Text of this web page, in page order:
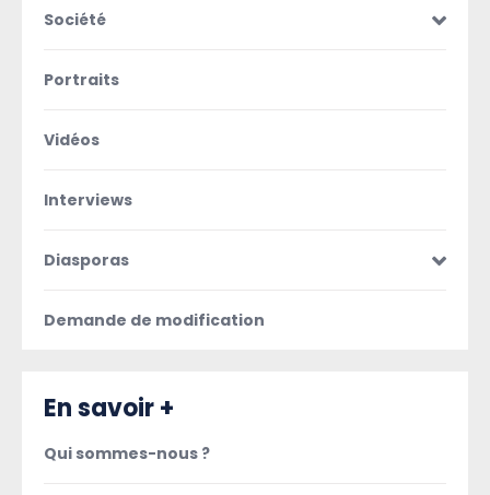
Société
Portraits
Vidéos
Interviews
Diasporas
Demande de modification
En savoir +
Qui sommes-nous ?